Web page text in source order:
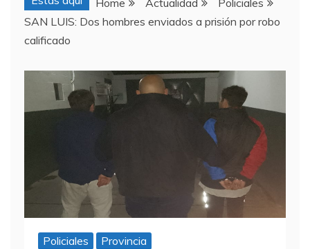
Home Actualidad
Policiales
SAN LUIS: Dos hombres enviados a prisión por robo
calificado
Policiales Provincia